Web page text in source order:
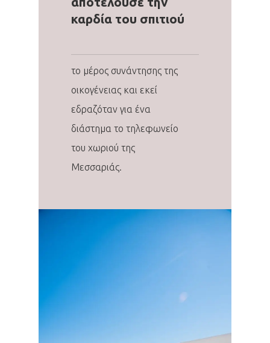
καρδία του σπιτιού
το μέρος συνάντησης της
οικογένειας και εκεί
εδραζόταν για ένα
διάστημα το τηλεφωνείο
του χωριού της
Μεσσαριάς.